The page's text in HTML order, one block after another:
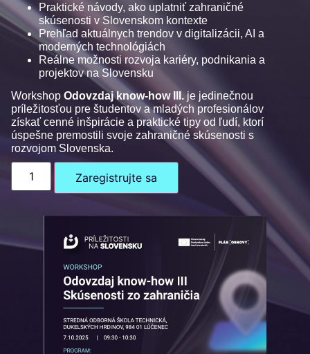
Praktické návody, ako uplatniť zahraničné
skúsenosti v Slovenskom kontexte
Prehľad aktuálnych trendov v digitalizácii, AI a
moderných technológiách
Reálne možnosti rozvoja kariéry, podnikania a
projektov na Slovensku
Workshop Odovzdaj know-how III.je jedinečnou
príležitosťou pre študentov a mladých profesionálov
získať cenné inšpirácie a praktické tipy od ľudí, ktorí
úspešne premostili svoje zahraničné skúsenosti s
rozvojom Slovenska.
Zaregistrujte sa